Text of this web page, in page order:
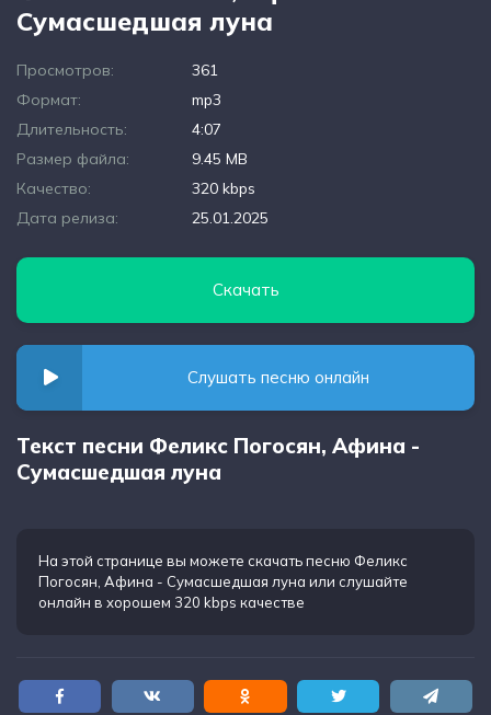
Сумасшедшая луна
Просмотров:
361
Формат:
mp3
Длительность:
4:07
Размер файла:
9.45 MB
Качество:
320 kbps
Дата релиза:
25.01.2025
Скачать
Слушать песню онлайн
Текст песни Феликс Погосян, Афина -
Сумасшедшая луна
На этой странице вы можете скачать песню Феликс
Погосян, Афина - Сумасшедшая луна или слушайте
онлайн в хорошем 320 kbps качестве